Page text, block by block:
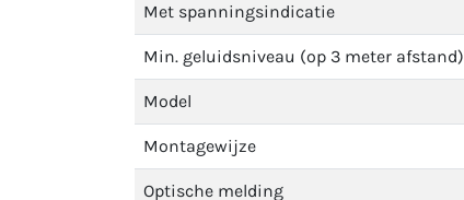
Met spanningsindicatie
Min. geluidsniveau (op 3 meter afstand)
Model
Montagewijze
Optische melding